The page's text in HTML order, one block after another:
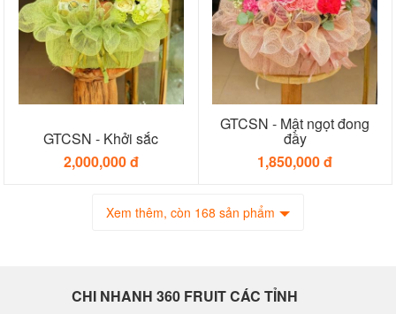
GTCSN - Khởi sắc
2,000,000 đ
GTCSN - Mật ngọt đong
đầy
1,850,000 đ
Xem thêm, còn 168 sản phẩm
CHI NHANH 360 FRUIT CÁC TỈNH